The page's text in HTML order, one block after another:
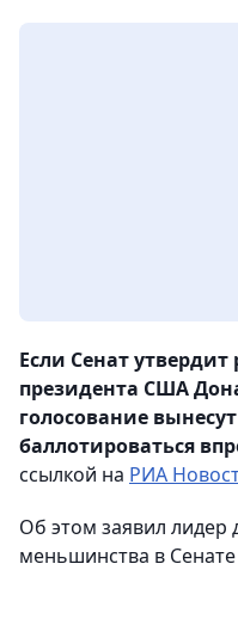
Если Сенат
президента США
голосование
баллотироваться
ссылкой на РИА
Об этом заявил лидер
меньшинства в